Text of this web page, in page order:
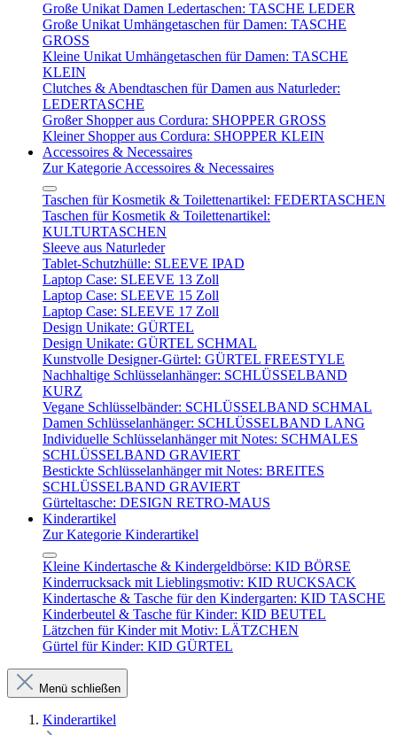
Große Unikat Damen Ledertaschen: TASCHE LEDER
Große Unikat Umhängetaschen für Damen: TASCHE
GROSS
Kleine Unikat Umhängetaschen für Damen: TASCHE
KLEIN
Clutches & Abendtaschen für Damen aus Naturleder:
LEDERTASCHE
Großer Shopper aus Cordura: SHOPPER GROSS
Kleiner Shopper aus Cordura: SHOPPER KLEIN
Accessoires & Necessaires
Zur Kategorie Accessoires & Necessaires
Taschen für Kosmetik & Toilettenartikel: FEDERTASCHEN
Taschen für Kosmetik & Toilettenartikel:
KULTURTASCHEN
Sleeve aus Naturleder
Tablet-Schutzhülle: SLEEVE IPAD
Laptop Case: SLEEVE 13 Zoll
Laptop Case: SLEEVE 15 Zoll
Laptop Case: SLEEVE 17 Zoll
Design Unikate: GÜRTEL
Design Unikate: GÜRTEL SCHMAL
Kunstvolle Designer-Gürtel: GÜRTEL FREESTYLE
Nachhaltige Schlüsselanhänger: SCHLÜSSELBAND
KURZ
Vegane Schlüsselbänder: SCHLÜSSELBAND SCHMAL
Damen Schlüsselanhänger: SCHLÜSSELBAND LANG
Individuelle Schlüsselanhänger mit Notes: SCHMALES
SCHLÜSSELBAND GRAVIERT
Bestickte Schlüsselanhänger mit Notes: BREITES
SCHLÜSSELBAND GRAVIERT
Gürteltasche: DESIGN RETRO-MAUS
Kinderartikel
Zur Kategorie Kinderartikel
Kleine Kindertasche & Kindergeldbörse: KID BÖRSE
Kinderrucksack mit Lieblingsmotiv: KID RUCKSACK
Kindertasche & Tasche für den Kindergarten: KID TASCHE
Kinderbeutel & Tasche für Kinder: KID BEUTEL
Lätzchen für Kinder mit Motiv: LÄTZCHEN
Gürtel für Kinder: KID GÜRTEL
Menü schließen
Kinderartikel